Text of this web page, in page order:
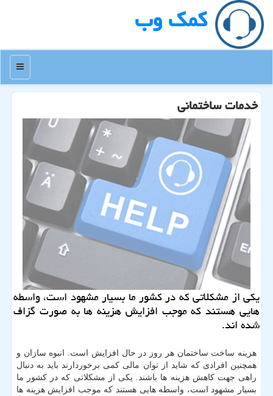
كمك وب
منو
خدمات ساختمانی
یكی از مشكلاتی كه در كشور ما بسیار مشهود است، واسطه
هایی هستند كه موجب افزایش هزینه ها به صورت گزاف
شده اند.
هزینه ساخت ساختمان هر روز در حال افزایش است. انبوه سازان و
همچنین افرادی که شاید از توان مالی کمی برخوردارند باید به دنبال
راهی جهت کاهش هزینه ها باشند. یکی از مشکلاتی که در کشور ما
بسیار مشهود است، واسطه هایی هستند که موجب افزایش هزینه ها